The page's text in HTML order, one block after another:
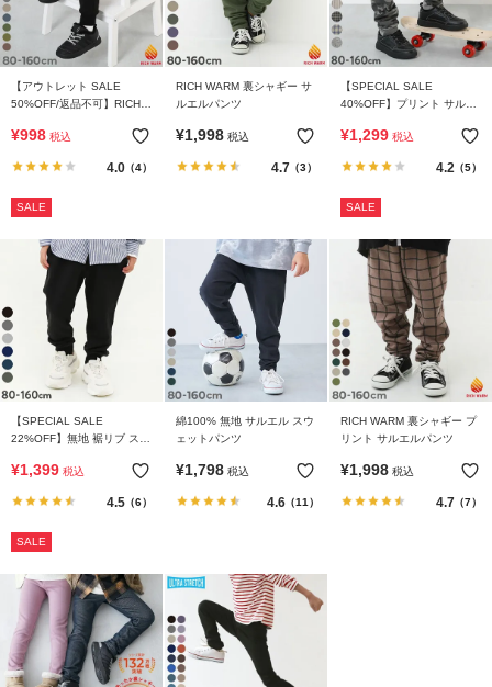
物
イ
く
FOLLOW
【アウトレット SALE
50%OFF/返品不可】RICH
ンツ
¥998 税込
4.0（4）
SALE
RICH WARM 裏シャギー サ
ルエルパンツ
¥1,998 税込
4.7（3）
【SPECIAL SALE
40%OFF】プリント サルエ
¥1,299 税込
4.2 （5）
SALE
【SPECIAL SALE
22%OFF】無地 裾リブ スウ
¥1,399 税込
4.5（6）
SALE
綿100% 無地 サルエル スウ
ェットパンツ
¥1,798 税込
4.6（11）
RICH WARM 裏シャギー プ
リント サルエルパンツ
¥1,998 税込
4.7（7）